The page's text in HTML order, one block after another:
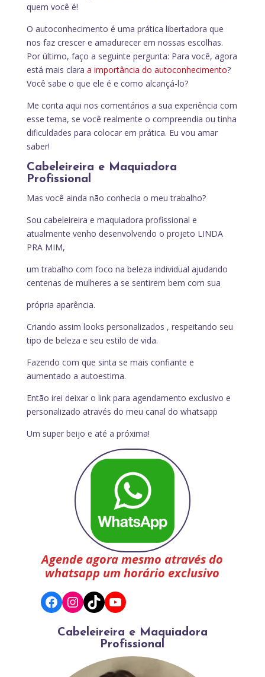
quem você é!
O autoconhecimento é uma prática libertadora que
nos faz crescer e amadurecer em nossas escolhas.
Por último, faço a seguinte pergunta: Para você, agora
está mais clara a importância do autoconhecimento?
Você sabe o que ele é e como alcançá-lo?
Me conta aqui nos comentários a sua experiência com
esse tema, se você realmente o compreendia ou tinha
dificuldades para colocar em prática. Eu vou amar
saber!
Cabeleireira e Maquiadora
Profissional
Mas você ainda não conhecia o meu trabalho?
Sou cabeleireira e maquiadora profissional e
atualmente venho desenvolvendo o projeto LINDA
PRA MIM,
um trabalho com foco na beleza individual ajudando
centenas de mulheres a se sentirem bem com sua
própria aparência.
Criando assim looks personalizados , respeitando seu
tipo de beleza e seu estilo de vida.
Fazendo com que sinta se mais confiante e
aumentado a autoestima.
Então irei deixar o link para agendamento exclusivo e
personalizado através do meu canal do whatsapp
Um super beijo e até a próxima!
Agende agora mesmo através do
whatsapp um horário exclusivo
Facebook
Instagram
TikTokYouTube
Cabeleireira e Maquiadora
Profissional